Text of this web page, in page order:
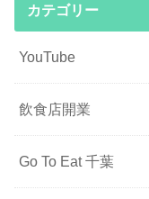
カテゴリー
YouTube
飲食店開業
Go To Eat 千葉